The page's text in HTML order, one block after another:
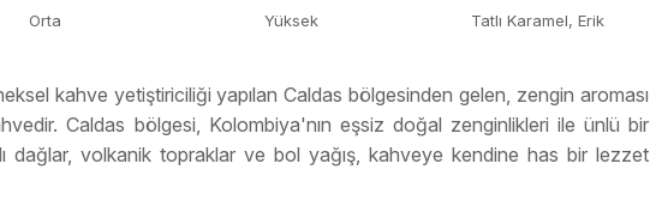
Orta Yüksek Tatlı Karamel, Erik
kahve yetiştiriciliği yapılan Caldas bölgesinden gelen, zengin aroması
Caldas bölgesi, Kolombiya'nın eşsiz doğal zenginlikleri ile ünlü bir
dağlar, volkanik topraklar ve bol yağış, kahveye kendine has bir lezzet